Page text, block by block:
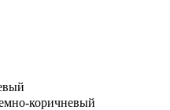
коричневый